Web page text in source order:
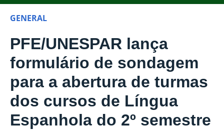
GENERAL
PFE/UNESPAR lança
formulário de sondagem
para a abertura de turmas
dos cursos de Língua
Espanhola do 2º semestre